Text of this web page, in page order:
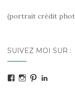
(portrait crédit
SUIVEZ MOI SUR :
Facebook
Instagram
Pinterest